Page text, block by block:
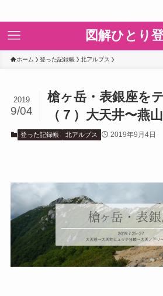
図解ひとり
ホーム 登った記録帳 北アルプス
槍ヶ岳・表銀座を
（７）大天井〜燕
2019
9/04
登った記録帳 北アルプス 2019年9月4日